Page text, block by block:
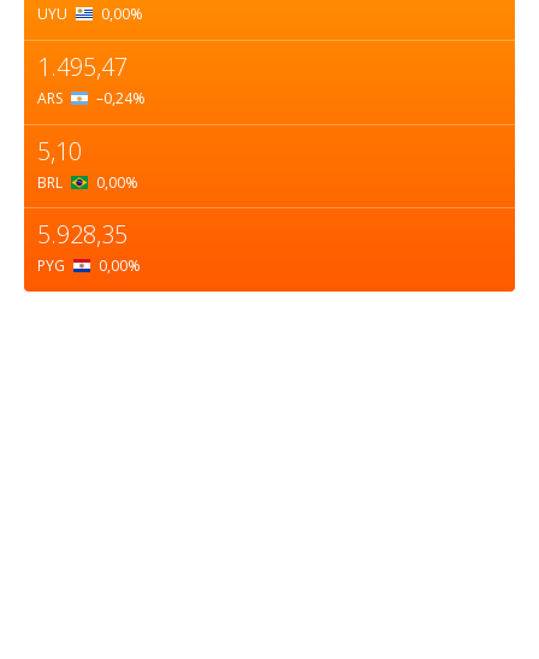
UYU 0,00%
1.495,47
ARS –0,24%
5,10
BRL 0,00%
5.928,35
PYG 0,00%